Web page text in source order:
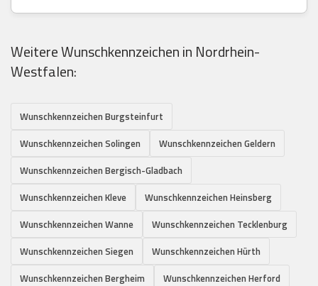
Weitere Wunschkennzeichen in Nordrhein-
Westfalen:
Wunschkennzeichen Burgsteinfurt
Wunschkennzeichen Solingen
Wunschkennzeichen Geldern
Wunschkennzeichen Bergisch-Gladbach
Wunschkennzeichen Kleve
Wunschkennzeichen Heinsberg
Wunschkennzeichen Wanne
Wunschkennzeichen Tecklenburg
Wunschkennzeichen Siegen
Wunschkennzeichen Hürth
Wunschkennzeichen Bergheim
Wunschkennzeichen Herford